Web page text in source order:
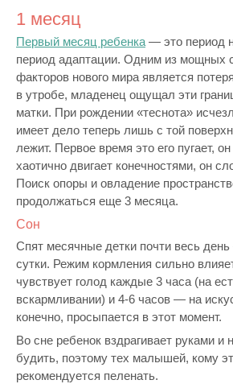
1 месяц
Первый месяц ребенка — это период
период адаптации. Одним из мощных
факторов нового мира является
в утробе, младенец ощущал эти
матки. При рождении «теснота»
имеет дело теперь лишь с той
лежит. Первое время это его пугает, он
хаотично двигает конечностями, он
Поиск опоры и овладение
продолжаться еще 3 месяца.
Сон
Спят месячные детки почти весь
сутки. Режим кормления сильно
чувствует голод каждые 3 часа (на
вскармливании) и 4-6 часов — на
конечно, просыпается в этот момент.
Во сне ребенок вздрагивает руками и
будить, поэтому тех малышей, кому
рекомендуется пеленать.